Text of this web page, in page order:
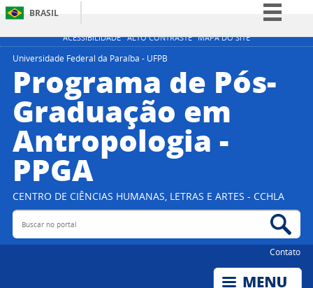
ACESSIBILIDADE ALTO CONTRASTE MAPA DO SITE
BRASIL
Simplifique!
Participe
Legislação
Canais
Universidade Federal da Paraíba - UFPB
Programa de Pós-
Graduação em
Antropologia -
PPGA
CENTRO DE CIÊNCIAS HUMANAS, LETRAS E ARTES - CCHLA
Buscar no portal
Contato